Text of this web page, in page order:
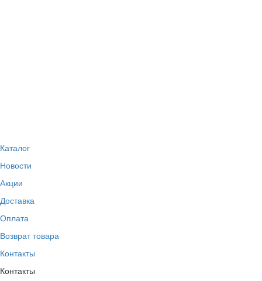
Каталог
Новости
Акции
Доставка
Оплата
Возврат товара
Контакты
Контакты